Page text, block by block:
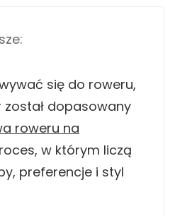
się do roweru,
dopasowany
roweru na
w którym liczą
preferencje i styl